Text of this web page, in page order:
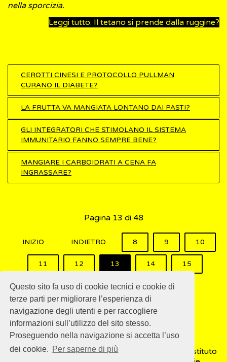
Questo sito fa uso di cookie tecnici e cookie di
terze parti per migliorare l’esperienza di
navigazione degli utenti e per raccogliere
informazioni sull’utilizzo del sito stesso.
Proseguendo nella navigazione si accetta l’uso
dei cookie. Per saperne di più
nella sporcizia.
Leggi tutto: Il tetano si prende dalla ruggine?
CEROTTI CINESI E PROTOCOLLO PULLMAN
CURANO IL DIABETE?
LA FRUTTA VA MANGIATA LONTANO DAI PASTI?
GLI INTEGRATORI CHE STIMOLANO IL SISTEMA
IMMUNITARIO FANNO SEMPRE BENE?
MANGIARE I CARBOIDRATI A CENA FA
INGRASSARE?
Pagina 13 di 48
INIZIO INDIETRO 8 9 10
11 12 13 14 15
16 17 AVANTI FINE
© 2018ISSalute - Sito sviluppato e gestito dall’Istituto